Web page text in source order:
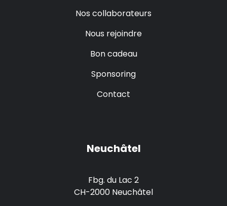
Nos collaborateurs
Nous rejoindre
Bon cadeau
Sponsoring
Contact
Neuchâtel
Fbg. du Lac 2
CH-2000 Neuchâtel